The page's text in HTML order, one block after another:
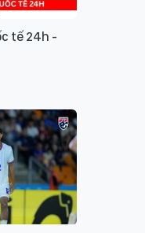
tế 24h -